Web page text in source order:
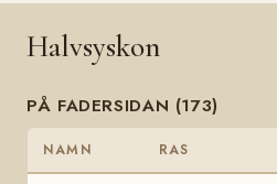
Halvsyskon
PÅ FADERSIDAN (173)
NAMN RAS